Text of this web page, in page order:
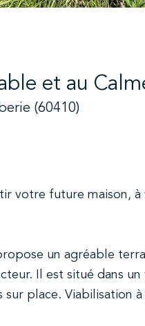
et au
(60410)
votre future maison,
un agréable
Il est situé dans un
place. Viabilisation